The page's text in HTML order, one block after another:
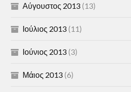
Αύγουστος 2013 (13)
Ιούλιος 2013 (11)
Ιούνιος 2013 (3)
Μάιος 2013 (6)